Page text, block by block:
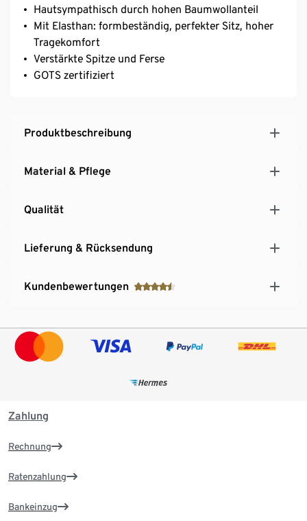
Hautsympathisch durch hohen Baumwollanteil
Mit Elasthan: formbeständig, perfekter Sitz, hoher
Tragekomfort
Verstärkte Spitze und Ferse
GOTS zertifiziert
Produktbeschreibung
Material & Pflege
Qualität
Lieferung & Rücksendung
Kundenbewertungen
Zahlung
Rechnung
Ratenzahlung
Bankeinzug